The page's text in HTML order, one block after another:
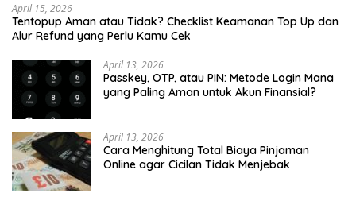
April 15, 2026
Tentopup Aman atau Tidak? Checklist Keamanan Top Up dan
Alur Refund yang Perlu Kamu Cek
April 13, 2026
Passkey, OTP, atau PIN: Metode Login Mana
yang Paling Aman untuk Akun Finansial?
April 13, 2026
Cara Menghitung Total Biaya Pinjaman
Online agar Cicilan Tidak Menjebak